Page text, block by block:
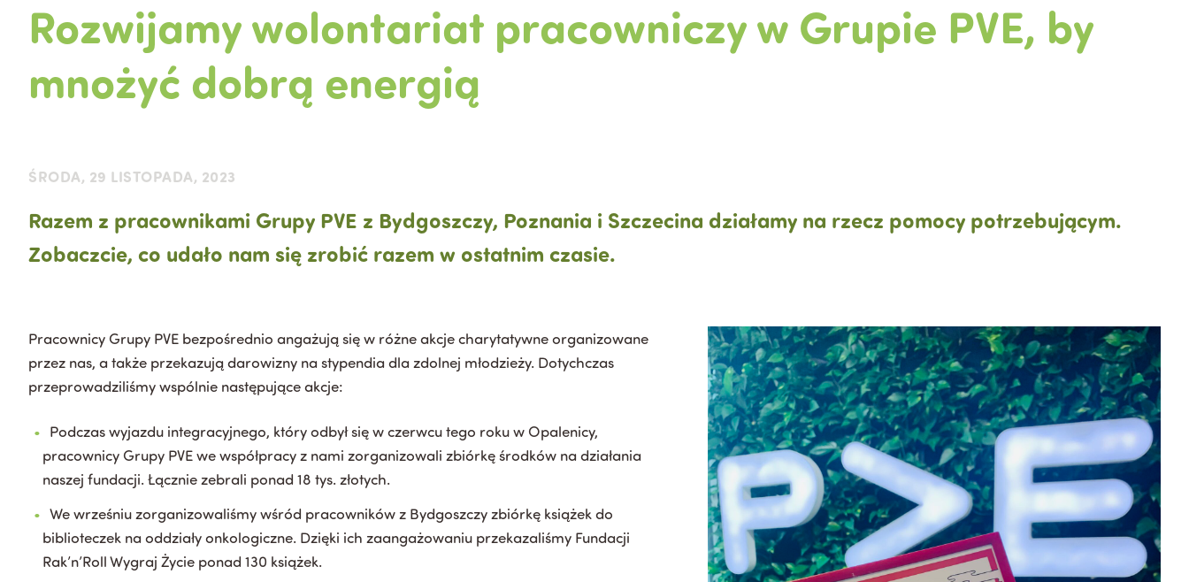
Rozwijamy wolontariat pracowniczy w Grupie PVE, by
mnożyć dobrą energią
ŚRODA, 29 LISTOPADA, 2023
Razem z pracownikami Grupy PVE z Bydgoszczy, Poznania i Szczecina działamy na rzecz pomocy potrzebującym.
Zobaczcie, co udało nam się zrobić razem w ostatnim czasie.
Pracownicy Grupy PVE bezpośrednio angażują się w różne akcje charytatywne organizowane
przez nas, a także przekazują darowizny na stypendia dla zdolnej młodzieży. Dotychczas
przeprowadziliśmy wspólnie następujące akcje:
Podczas wyjazdu integracyjnego, który odbył się w czerwcu tego roku w Opalenicy,
pracownicy Grupy PVE we współpracy z nami zorganizowali zbiórkę środków na działania
naszej fundacji. Łącznie zebrali ponad 18 tys. złotych.
We wrześniu zorganizowaliśmy wśród pracowników z Bydgoszczy zbiórkę książek do
biblioteczek na oddziały onkologiczne. Dzięki ich zaangażowaniu przekazaliśmy Fundacji
Rak’n’Roll Wygraj Życie ponad 130 książek.